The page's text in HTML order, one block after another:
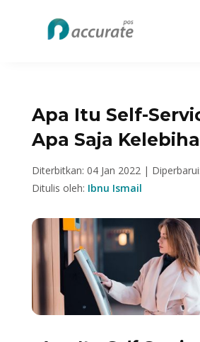
Apa Itu Self-
Apa Saja
Diterbitkan: 04 Jan 2022 |
Ditulis oleh: Ibnu Ismail